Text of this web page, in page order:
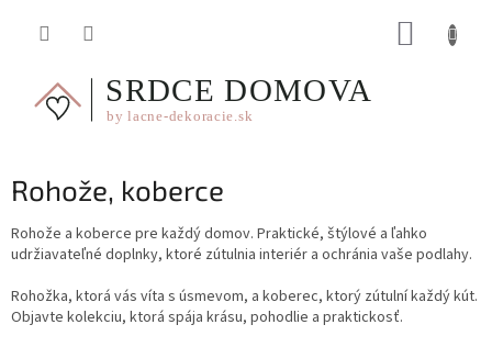
Rohože, koberce
Rohože a koberce pre každý domov. Praktické, štýlové a ľahko
udržiavateľné doplnky, ktoré zútulnia interiér a ochránia vaše podlahy.
Rohožka, ktorá vás víta s úsmevom, a koberec, ktorý zútulní každý kút.
Objavte kolekciu, ktorá spája krásu, pohodlie a praktickosť.